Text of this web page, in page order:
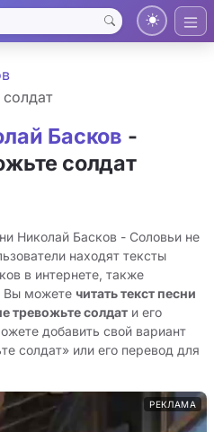
Басков -
солдат
Николай Басков - Соловьи не
находят тексты
в интернете, также
Вы можете читать текст песни
тревожьте солдат и его
добавить свой вариант
солдат» или его перевод для
РЕКЛАМА